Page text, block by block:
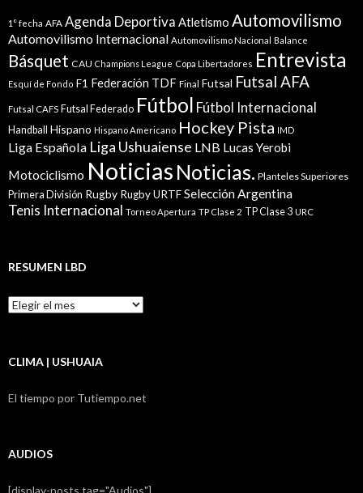
1° fecha AFA Agenda Deportiva Atletismo Automovilismo
Automovilismo Internacional Automovilismo Nacional Balance
Básquet CAU Champions League Copa Libertadores Entrevista
Esquí de Fondo F1 Federación TDF Final Futsal Futsal AFA
Futsal CAFS Futsal Federado Fútbol Fútbol Internacional
Handball Hispano Hispano Americano Hockey Pista IMD
Liga Española Liga Ushuaiense LNB Lucas Yerobi
Motociclismo Noticias Noticias. Planteles Superiores
Primera División Rugby Rugby URTFSelección Argentina
Tenis Internacional Torneo Apertura TP Clase 2 TP Clase 3 URC
RESUMEN LBD
Resumen
LBD
CLIMA | USHUAIA
El tiempo por Tutiempo.net
AUDIOS
[display-posts tag="Audios"]